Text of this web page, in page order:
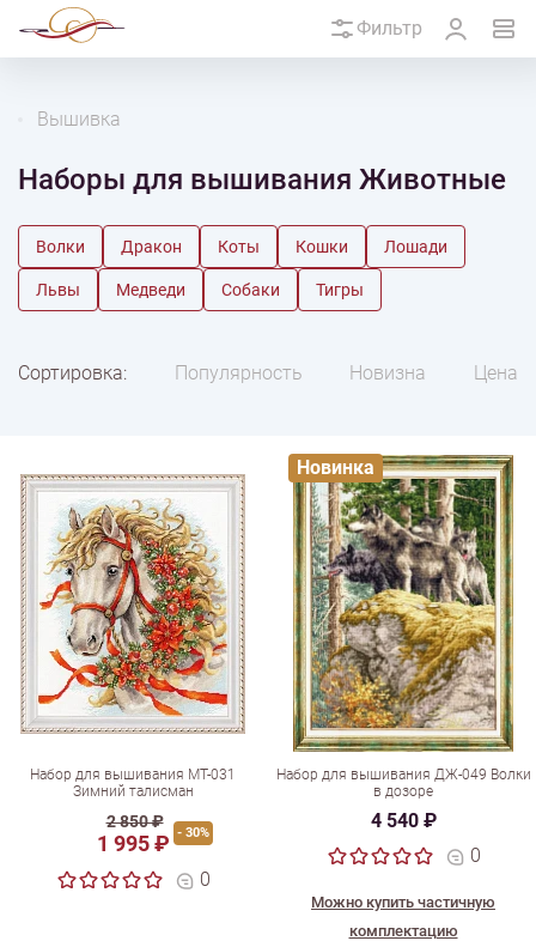
Фильтр
Вышивка
Наборы для вышивания Животные
Волки Дракон Коты Кошки Лошади
Львы Медведи Собаки Тигры
Сортировка: Популярность Новизна Цена
Набор для вышивания МТ-031
Зимний талисман
2 850 ₽
1 995 ₽ - 30%
0
Набор для вышивания ДЖ-049 Волки
в дозоре
4 540 ₽
0
Можно купить частичную
комплектацию
Новинка